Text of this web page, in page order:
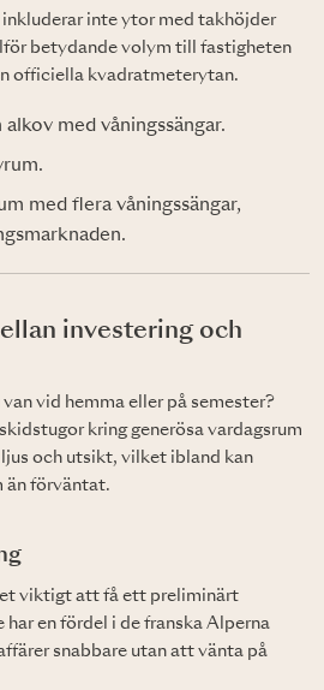
inkluderar inte ytor med takhöjder
betydande volym till fastigheten
officiella kvadratmeterytan.
alkov med våningssängar.
med flera våningssängar,
investering och
vid hemma eller på semester?
kring generösa vardagsrum
och utsikt, vilket ibland kan
än förväntat.
viktigt att få ett preliminärt
en fördel i de franska Alperna
snabbare utan att vänta på